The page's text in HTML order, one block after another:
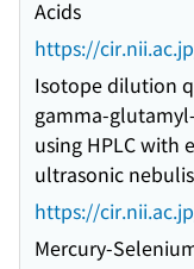
Acids
https://
Isotope dilution
gamma-
using HPLC with
ultrasonic
https://
Mercury-